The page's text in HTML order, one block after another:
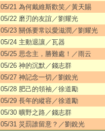
05/21 為何戴維斯歡笑／黃天賜
05/22 磨刃的友誼／劉耀光
05/23 關係要常以愛滋潤／劉耀光
05/24 主動退讓／瓦器
05/25 思念主，勝難處！／雨云
05/26 神的沉默／錢志群
05/27 神記念一切／劉銳光
05/28 肥己的領袖／徐道勵
05/29 長年的縱容／徐道勵
05/30 曠野之路／錢志群
05/31 災罰誰留意？／劉銳光